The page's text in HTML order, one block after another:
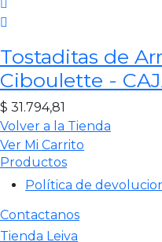
Tostaditas de
Ciboulette -
$ 31.794,81
Volver a la Tienda
Ver Mi Carrito
Productos
Política de
Contactanos
Tienda Leiva